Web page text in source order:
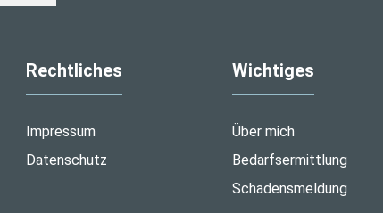
Rechtliches
Impressum
Datenschutz
Wichtiges
Über mich
Bedarfsermittlung
Schadensmeldung